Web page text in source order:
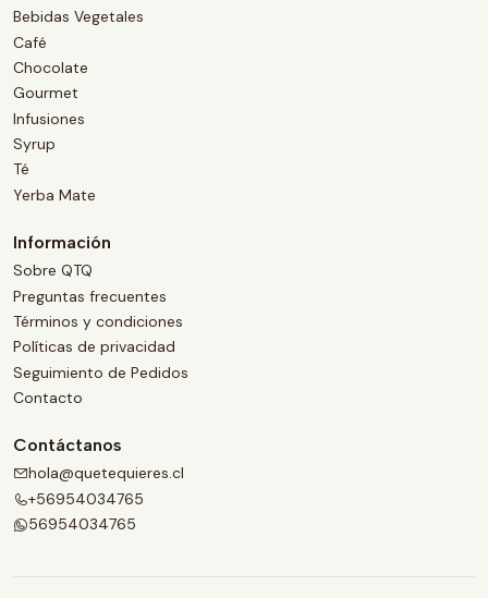
Bebidas Vegetales
Café
Chocolate
Gourmet
Infusiones
Syrup
Té
Yerba Mate
Información
Sobre QTQ
Preguntas frecuentes
Términos y condiciones
Políticas de privacidad
Seguimiento de Pedidos
Contacto
Contáctanos
hola@quetequieres.cl
+56954034765
56954034765